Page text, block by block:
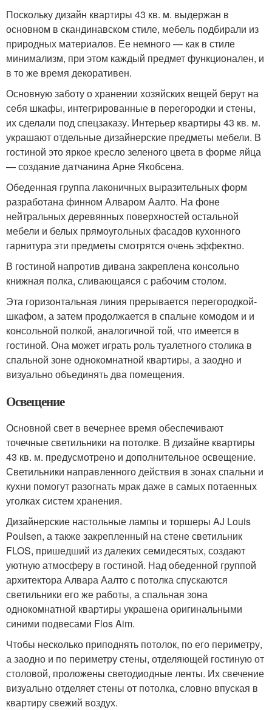
Поскольку дизайн квартиры 43 кв. м. выдержан в
основном в скандинавском стиле, мебель подбирали из
природных материалов. Ее немного — как в стиле
минимализм, при этом каждый предмет функционален, и
в то же время декоративен.
Основную заботу о хранении хозяйских вещей берут на
себя шкафы, интегрированные в перегородки и стены,
их сделали под спецзаказу. Интерьер квартиры 43 кв. м.
украшают отдельные дизайнерские предметы мебели. В
гостиной это яркое кресло зеленого цвета в форме яйца
— создание датчанина Арне Якобсена.
Обеденная группа лаконичных выразительных форм
разработана финном Алваром Аалто. На фоне
нейтральных деревянных поверхностей остальной
мебели и белых прямоугольных фасадов кухонного
гарнитура эти предметы смотрятся очень эффектно.
В гостиной напротив дивана закреплена консольно
книжная полка, сливающаяся с рабочим столом.
Эта горизонтальная линия прерывается перегородкой-
шкафом, а затем продолжается в спальне комодом и и
консольной полкой, аналогичной той, что имеется в
гостиной. Она может играть роль туалетного столика в
спальной зоне однокомнатной квартиры, а заодно и
визуально объединять два помещения.
Освещение
Основной свет в вечернее время обеспечивают
точечные светильники на потолке. В дизайне квартиры
43 кв. м. предусмотрено и дополнительное освещение.
Светильники направленного действия в зонах спальни и
кухни помогут разогнать мрак даже в самых потаенных
уголках систем хранения.
Дизайнерские настольные лампы и торшеры AJ Louis
Poulsen, а также закрепленный на стене светильник
FLOS, пришедший из далеких семидесятых, создают
уютную атмосферу в гостиной. Над обеденной группой
архитектора Алвара Аалто с потолка спускаются
светильники его же работы, а спальная зона
однокомнатной квартиры украшена оригинальными
синими подвесами Flos Aim.
Чтобы несколько приподнять потолок, по его периметру,
а заодно и по периметру стены, отделяющей гостиную от
столовой, проложены светодиодные ленты. Их свечение
визуально отделяет стены от потолка, словно впуская в
квартиру свежий воздух.